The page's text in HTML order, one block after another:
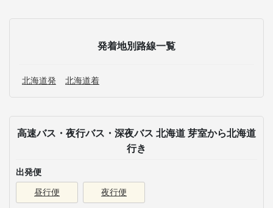
発着地別路線一覧
北海道発 北海道着
高速バス・夜行バス・深夜バス 北海道 芽室から北海道
行き
出発便
昼行便 夜行便